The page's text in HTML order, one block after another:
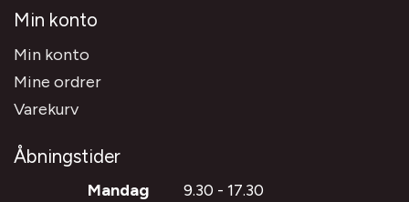
Min konto
Min konto
Mine ordrer
Varekurv
Åbningstider
Mandag
9.30 - 17.30